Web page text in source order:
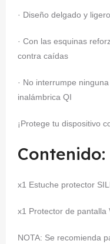
· Diseño delgado y
· Con las esquinas
contra caídas
· No interrumpe
inalámbrica QI
¡Protege tu dispositivo
Contenido:
x1 Estuche protector
x1 Protector de
NOTA: Se recomienda